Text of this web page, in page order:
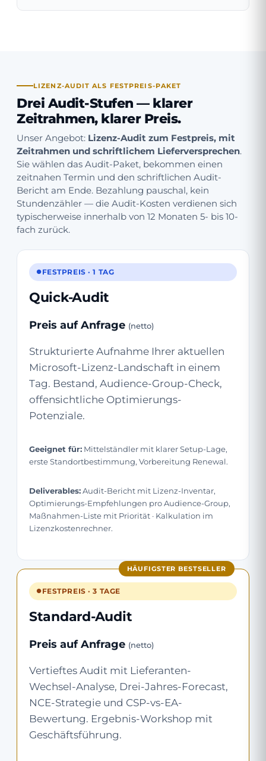
LIZENZ-AUDIT ALS FESTPREIS-PAKET
Drei Audit-Stufen — klarer
Zeitrahmen, klarer Preis.
Unser Angebot: Lizenz-Audit zum Festpreis, mit
Zeitrahmen und schriftlichem Lieferversprechen.
Sie wählen das Audit-Paket, bekommen einen
zeitnahen Termin und den schriftlichen Audit-
Bericht am Ende. Bezahlung pauschal, kein
Stundenzähler — die Audit-Kosten verdienen sich
typischerweise innerhalb von 12 Monaten 5- bis 10-
fach zurück.
FESTPREIS · 1 TAG
Quick-Audit
Preis auf Anfrage (netto)
Strukturierte Aufnahme Ihrer aktuellen
Microsoft-Lizenz-Landschaft in einem
Tag. Bestand, Audience-Group-Check,
offensichtliche Optimierungs-
Potenziale.
Geeignet für: Mittelständler mit klarer Setup-Lage,
erste Standortbestimmung, Vorbereitung Renewal.
Deliverables:Audit-Bericht mit Lizenz-Inventar,
Optimierungs-Empfehlungen pro Audience-Group,
Maßnahmen-Liste mit Priorität · Kalkulation im
Lizenzkostenrechner.
HÄUFIGSTER BESTSELLER
FESTPREIS · 3 TAGE
Standard-Audit
Preis auf Anfrage (netto)
Vertieftes Audit mit Lieferanten-
Wechsel-Analyse, Drei-Jahres-Forecast,
NCE-Strategie und CSP-vs-EA-
Bewertung. Ergebnis-Workshop mit
Geschäftsführung.